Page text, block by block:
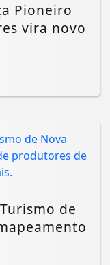
Pioneiro
vira novo
de